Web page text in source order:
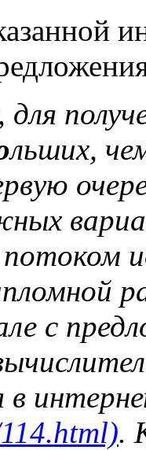
льших,
с
в
.